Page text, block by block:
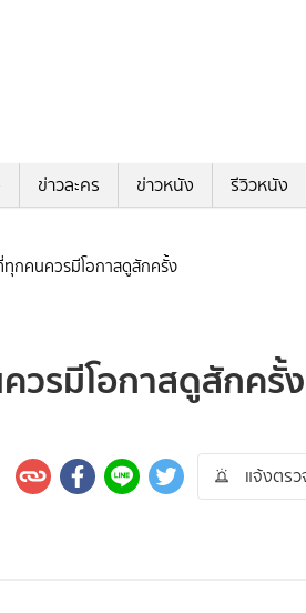
ข่าวละคร ข่าวหนัง รีวิวหนัง
ทุกคนควรมีโอกาสดูสักครั้ง
วรมีโอกาสดูสักครั้ง
แจ้งตร